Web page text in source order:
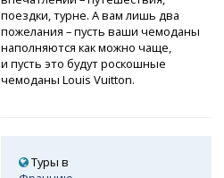
поездки, турне. А вам лишь два
пожелания – пусть ваши чемоданы
наполняются как можно чаще,
и пусть это будут роскошные
чемоданы Louis Vuitton.
Туры в